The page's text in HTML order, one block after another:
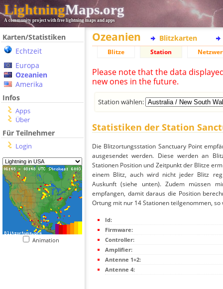
LightningMaps.org
A community project with free lightning maps and apps
Karten/Statistiken
Echtzeit
Europa
Ozeanien
Amerika
Infos
Apps
Über
Für Teilnehmer
Login
Animation
Ozeanien Blitzkarten
Blitze Station
Please note that the data
new ones in the future.
Station wählen:
Statistiken der Station
Die Blitzortungsstation Sanctuary Point
ausgesendet werden. Diese werden an
Stationen Position und Zeitpunkt der Blitze
einem Blitz, auch wird nicht jeder Blitz
Auskunft (siehe unten). Zudem müssen
empfangen, damit daraus die Position
Ortung mit nur 14 Stationen teilgenommen,
Id:
Firmware:
Controller:
Amplifier:
Antenne 1+2:
Antenne 4: